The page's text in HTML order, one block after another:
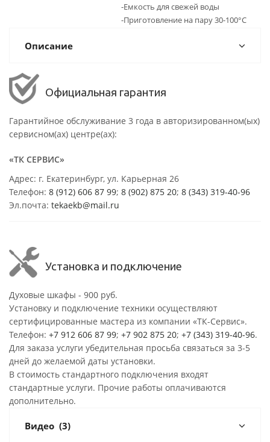
-Емкость для свежей воды
-Приготовление на пару 30-100°С
Описание
Официальная гарантия
Гарантийное обслуживание 3 года в авторизированном(ых)
сервисном(ах) центре(ах):
«ТК СЕРВИС»
Адрес: г. Екатеринбург, ул. Карьерная 26
Телефон: 8 (912) 606 87 99; 8 (902) 875 20; 8 (343) 319-40-96
Эл.почта: tekaekb@mail.ru
Установка и подключение
Духовые шкафы - 900 руб.
Установку и подключение техники осуществляют
сертифицированные мастера из компании «ТК-Сервис».
Телефон: +7 912 606 87 99; +7 902 875 20; +7 (343) 319-40-96.
Для заказа услуги убедительная просьба связаться за 3-5
дней до желаемой даты установки.
В стоимость стандартного подключения входят
стандартные услуги. Прочие работы оплачиваются
дополнительно.
Видео (3)